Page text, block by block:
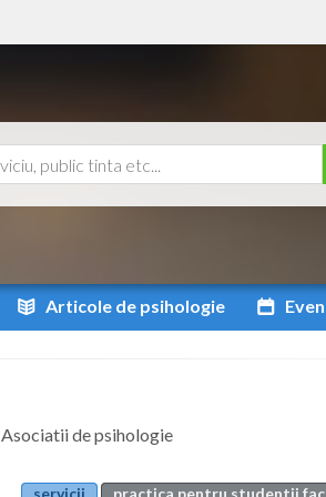
Articole de psihologie
Asociatii de psihologie
servicii
practica pentru studentii